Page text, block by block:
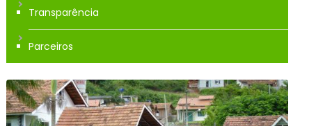
Transparência
Parceiros